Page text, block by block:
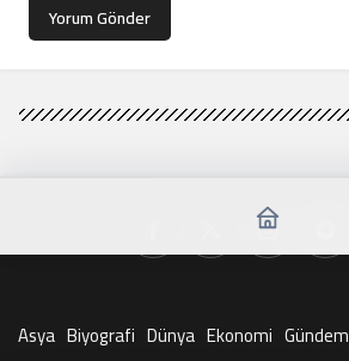
Yorum Gönder
Asya Biyografi Dünya Ekonomi Gündem